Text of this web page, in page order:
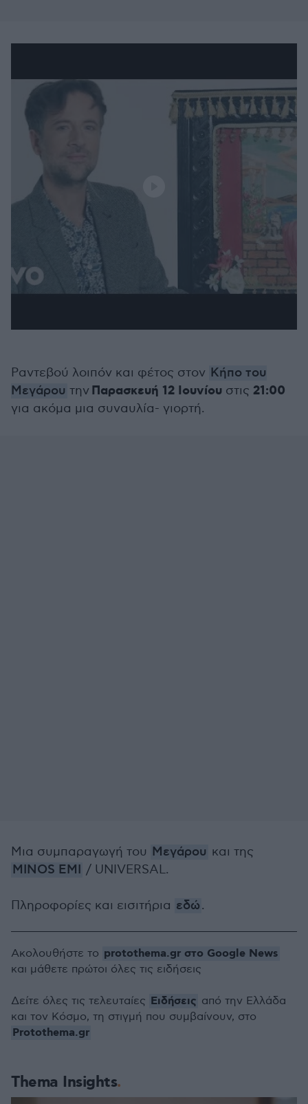
Ραντεβού λοιπόν και φέτος στον Κήπο του
Μεγάρου την Παρασκευή 12 Ιουνίου στις 21:00
για ακόμα μια συναυλία- γιορτή.
Μια συμπαραγωγή του Μεγάρου και της
MINOS EMI / UNIVERSAL.
Πληροφορίες και εισιτήρια εδώ.
Thema Insights
Ακολουθήστε το protothema.gr στο Google News
και μάθετε πρώτοι όλες τις ειδήσεις
Δείτε όλες τις τελευταίες Ειδήσεις από την Ελλάδα
και τον Κόσμο, τη στιγμή που συμβαίνουν, στο
Protothema.gr